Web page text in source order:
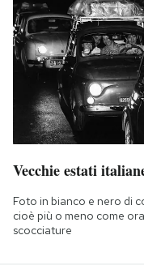
Vecchie estati
Foto in bianco e nero di
cioè più o meno come
scocciature